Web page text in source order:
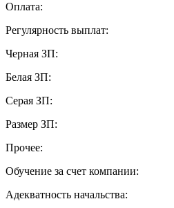
Оплата:
Регулярность выплат:
Черная ЗП:
Белая ЗП:
Серая ЗП:
Размер ЗП:
Прочее:
Обучение за счет компании:
Адекватность начальства: